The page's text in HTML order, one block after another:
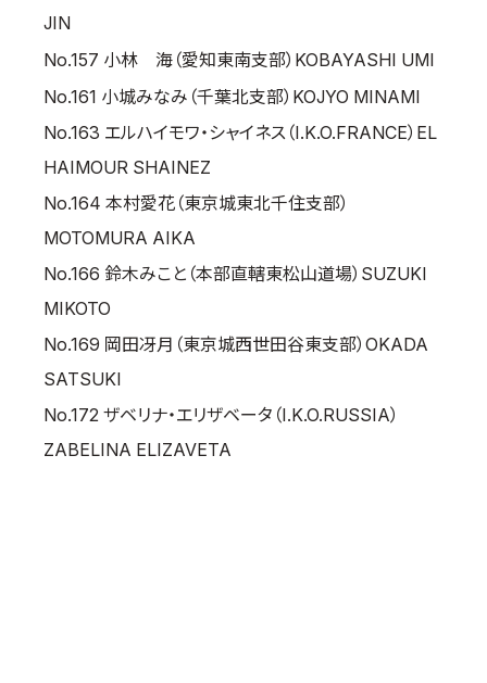
JIN
No.157 小林 海（愛知東南支部）KOBAYASHI UMI
No.161 小城みなみ（千葉北支部）KOJYO MINAMI
No.163 エルハイモワ・シャイネス（I.K.O.FRANCE）EL
HAIMOUR SHAINEZ
No.164 本村愛花（東京城東北千住支部）
MOTOMURA AIKA
No.166 鈴木みこと（本部直轄東松山道場）SUZUKI
MIKOTO
No.169 岡田冴月（東京城西世田谷東支部）OKADA
SATSUKI
No.172 ザベリナ・エリザベータ（I.K.O.RUSSIA）
ZABELINA ELIZAVETA